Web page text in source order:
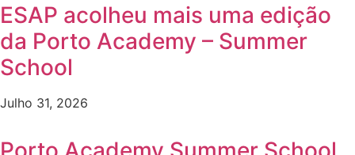
ESAP acolheu mais uma edição
da Porto Academy – Summer
School
Julho 31, 2026